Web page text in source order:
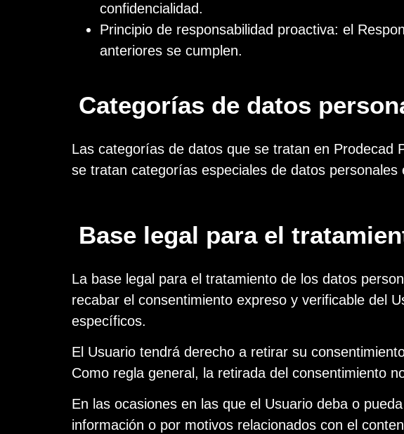
confidencialidad.
Principio de responsabilidad proactiva: el
anteriores se cumplen.
Categorías de datos
Las categorías de datos que se tratan en Prodecad
se tratan categorías especiales de datos
Base legal para el
La base legal para el tratamiento de los datos
recabar el consentimiento expreso y verificable del
específicos.
El Usuario tendrá derecho a retirar su
Como regla general, la retirada del consentimiento
En las ocasiones en las que el Usuario deba o
información o por motivos relacionados con el